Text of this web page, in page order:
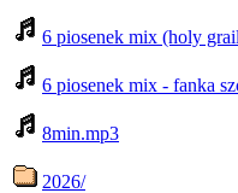
6 piosenek mix (holy
6 piosenek mix - fanka
8min.mp3
2026/